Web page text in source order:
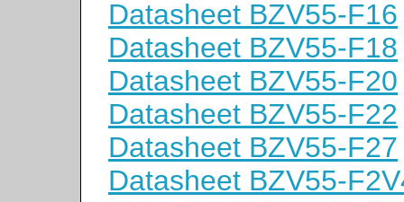
Datasheet BZV55-F16
Datasheet BZV55-F18
Datasheet BZV55-F20
Datasheet BZV55-F22
Datasheet BZV55-F27
Datasheet BZV55-